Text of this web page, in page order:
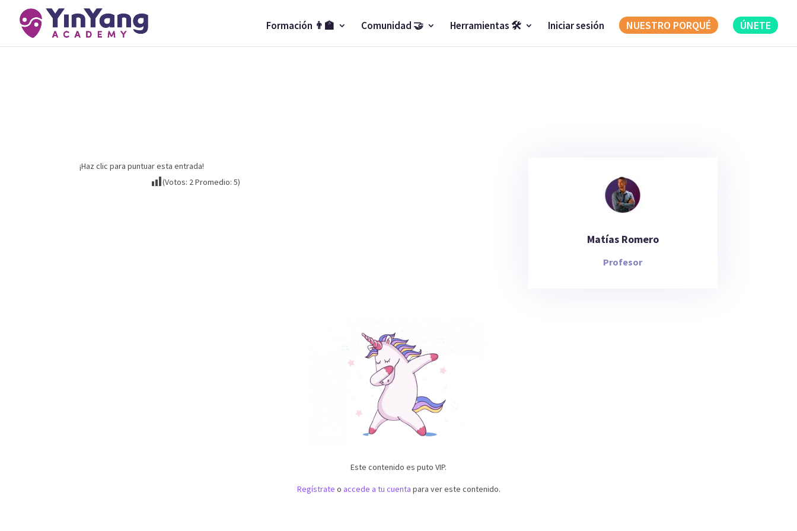
Formación 👨‍🏫 Comunidad 🤝 Herramientas 🛠️ Iniciar sesión NUESTRO PORQUÉ ÚNETE
¡Haz clic para puntuar esta entrada!
(Votos: 2Promedio:5)
Matías Romero
Profesor
Este contenido es puto VIP.
Regístrate o accede a tu cuenta para ver este contenido.